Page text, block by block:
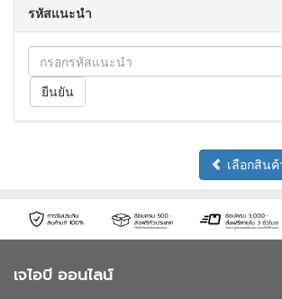
รหัสแนะนำ
เลือกสินค้
เจไอบี ออนไลน์